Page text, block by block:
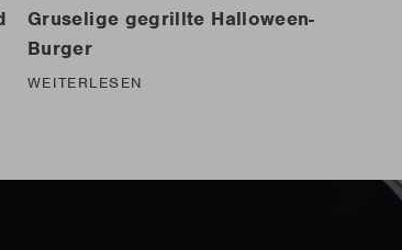
Gruselige gegrillte Halloween-
Burger
WEITERLESEN